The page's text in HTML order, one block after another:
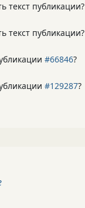
текст публикации?
текст публикации?
#66846?
#129287?